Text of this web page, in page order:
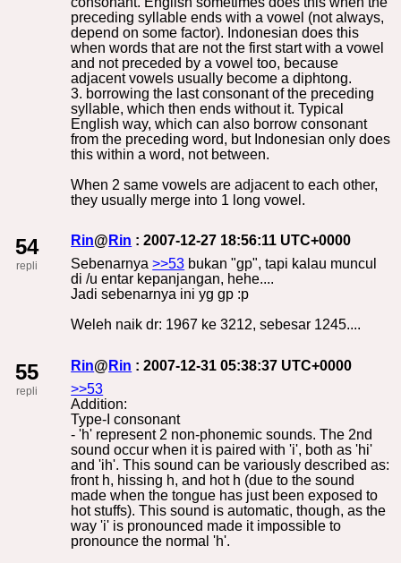
preceding syllable ends with a vowel (not always,
depend on some factor). Indonesian does this
when words that are not the first start with a vowel
and not preceded by a vowel too, because
adjacent vowels usually become a diphtong.
3. borrowing the last consonant of the preceding
syllable, which then ends without it. Typical
English way, which can also borrow consonant
from the preceding word, but Indonesian only does
this within a word, not between.
When 2 same vowels are adjacent to each other,
they usually merge into 1 long vowel.
54
repli
Rin@ Rin : 2007-12-27 18:56:11 UTC+0000
Sebenarnya>>53 bukan "gp", tapi kalau muncul
di /u entar kepanjangan, hehe....
Jadi sebenarnya ini yg gp :p
Weleh naik dr: 1967 ke 3212, sebesar 1245....
55
repli
Rin@ Rin : 2007-12-31 05:38:37 UTC+0000
>>53
Addition:
Type-I consonant
- 'h' represent 2 non-phonemic sounds. The 2nd
sound occur when it is paired with 'i', both as 'hi'
and 'ih'. This sound can be variously described as:
front h, hissing h, and hot h (due to the sound
made when the tongue has just been exposed to
hot stuffs). This sound is automatic, though, as the
way 'i' is pronounced made it impossible to
pronounce the normal 'h'.